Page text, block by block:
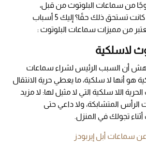
من سماعات البلوتوث من قبل،
فستتساءل عما إذا كانت تستحق ذلك حقًا؟ إليك 5 أسباب
من مميزات سماعات البلوتوث :
لاسلكية
أن السبب الرئيس لشراء سماعات
هو أنها لا سلكية، ما يعطي حرية الانتقال
اللا سلكية التي لا مثيل لها: لا مزيد
المتشابكة، ولا داعي حتى
تجولك في المنزل.
سماعات أبل إيربودز